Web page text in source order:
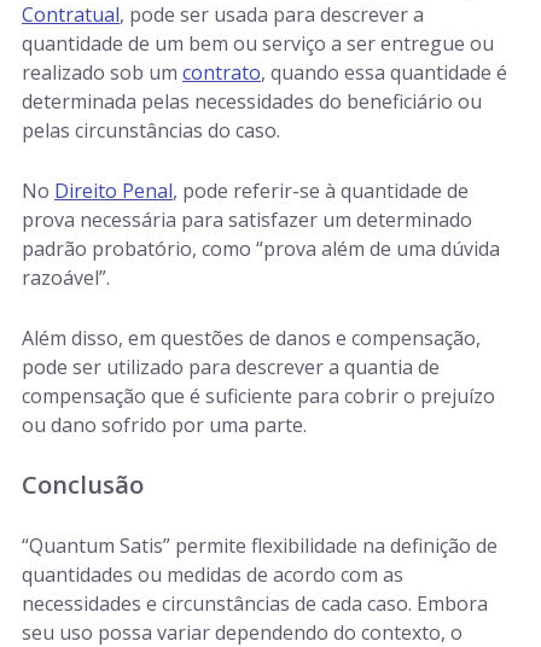
Contratual, pode ser usada para descrever a
quantidade de um bem ou serviço a ser entregue ou
realizado sob um contrato, quando essa quantidade é
determinada pelas necessidades do beneficiário ou
pelas circunstâncias do caso.
No Direito Penal, pode referir-se à quantidade de
prova necessária para satisfazer um determinado
padrão probatório, como “prova além de uma dúvida
razoável”.
Além disso, em questões de danos e compensação,
pode ser utilizado para descrever a quantia de
compensação que é suficiente para cobrir o prejuízo
ou dano sofrido por uma parte.
Conclusão
“Quantum Satis” permite flexibilidade na definição de
quantidades ou medidas de acordo com as
necessidades e circunstâncias de cada caso. Embora
seu uso possa variar dependendo do contexto, o